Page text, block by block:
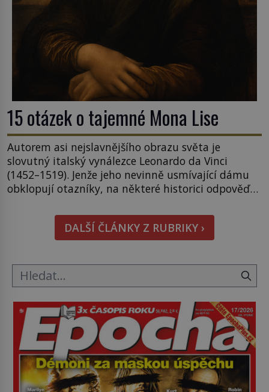
15 otázek o tajemné Mona Lise
Autorem asi nejslavnějšího obrazu světa je
slovutný italský vynálezce Leonardo da Vinci
(1452–1519). Jenže jeho nevinně usmívající dámu
obklopují otazníky, na některé historici odpověď
pověsil Napoleon? Samotný císař Napoleon
Bonaparte (1769–1821) má pro malbu slabost, a
tak si ji ještě jako první konzul přemístí do své
DALŠÍ ČLÁNKY Z RUBRIKY ›